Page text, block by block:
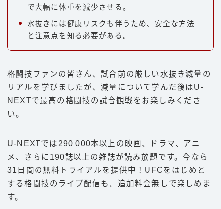
で大幅に体重を減少させる。
水抜きには健康リスクも伴うため、安全な方法
と注意点を知る必要がある。
格闘技ファンの皆さん、試合前の厳しい水抜き減量の
リアルを学びましたが、減量について学んだ後はU-
NEXTで最高の格闘技の試合観戦をお楽しみくださ
い。
U-NEXTでは290,000本以上の映画、ドラマ、アニ
メ、さらに190誌以上の雑誌が読み放題です。今なら
31日間の無料トライアルを提供中！UFCをはじめと
する格闘技のライブ配信も、追加料金無しで楽しめま
す。